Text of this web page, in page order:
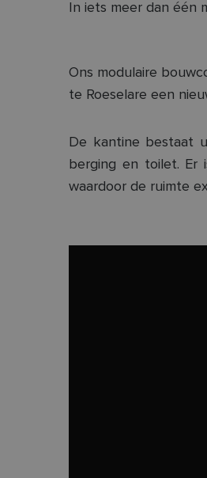
In iets meer dan één
Ons modulaire
te Roeselare een
De kantine bestaat
berging en toilet. Er
waardoor de ruimte